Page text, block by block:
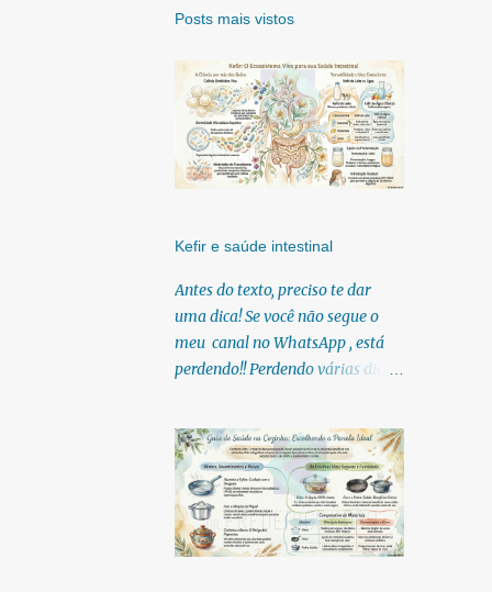
Posts mais vistos
Kefir e saúde intestinal
Antes do texto, preciso te dar
uma dica! Se você não segue o
meu canal no WhatsApp , está
perdendo!! Perdendo várias dicas,
infográficos, o link para
download dos meus e-books.
Para acessar clique no link:
https://whatsapp.com/channel/0
029Vb6U4AqKgsNzkBhubA40